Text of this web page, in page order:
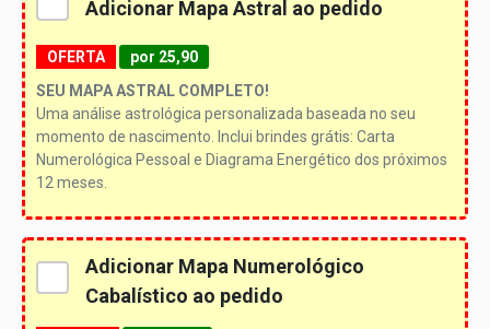
Adicionar Mapa Astral ao pedido
OFERTA
por 25,90
SEU MAPA ASTRAL COMPLETO!
Uma análise astrológica personalizada baseada no seu
momento de nascimento.
Inclui brindes grátis: Carta
Numerológica Pessoal e Diagrama Energético dos próximos
12 meses.
Adicionar Mapa Numerológico
Cabalístico ao pedido